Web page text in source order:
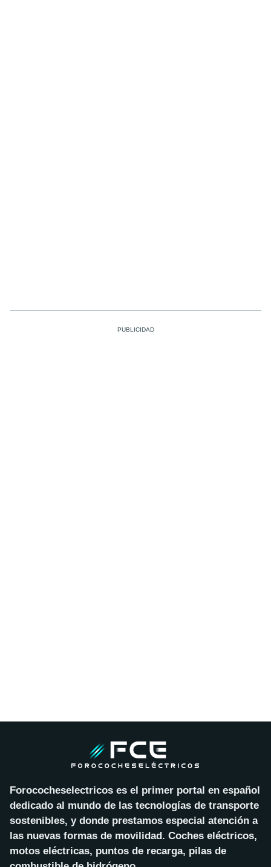
Forococheselectricos es el primer portal en español
dedicado al mundo de las tecnologías de transporte
sostenibles, y donde prestamos especial atención a
las nuevas formas de movilidad. Coches eléctricos,
motos eléctricas, puntos de recarga, pilas de